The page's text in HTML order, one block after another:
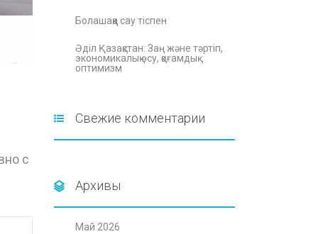
с
Болашаққа сау тіспен
Әділ Қазақстан: Заң және тәртіп,
экономикалық өсу, қоғамдық
оптимизм
Свежие комментарии
Архивы
Май 2026